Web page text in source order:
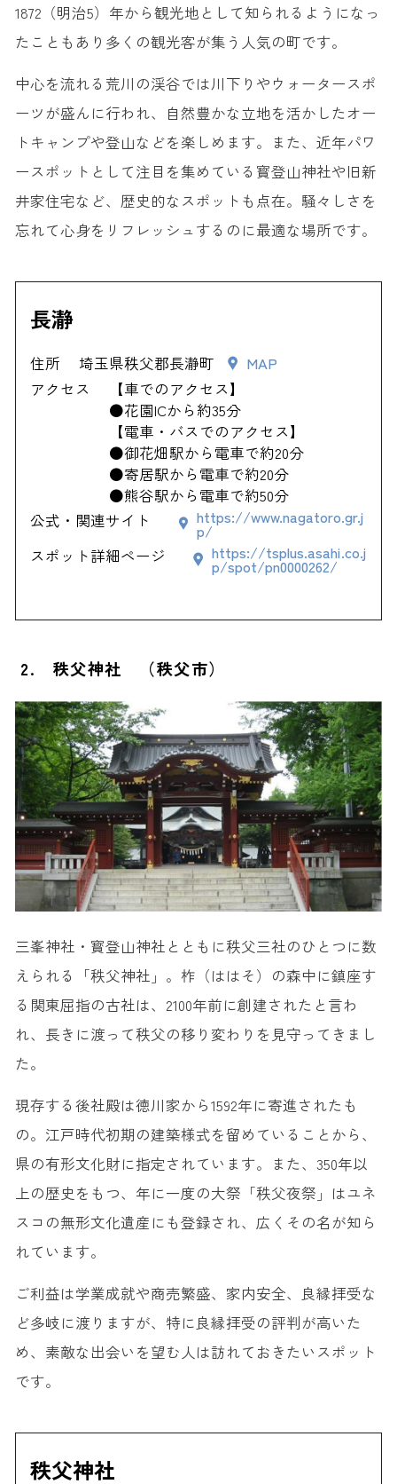
1872（明治5）年から観光地として知られるようになっ
たこともあり多くの観光客が集う人気の町です。
中心を流れる荒川の渓谷では川下りやウォータースポ
ーツが盛んに行われ、自然豊かな立地を活かしたオー
トキャンプや登山などを楽しめます。また、近年パワ
ースポットとして注目を集めている寳登山神社や旧新
井家住宅など、歴史的なスポットも点在。騒々しさを
忘れて心身をリフレッシュするのに最適な場所です。
長瀞
住所 埼玉県秩父郡長瀞町
MAP
アクセス
【車でのアクセス】
●花園ICから約35分
【電車・バスでのアクセス】
●御花畑駅から電車で約20分
●寄居駅から電車で約20分
●熊谷駅から電車で約50分
公式・関連サイト
https://www.nagatoro.gr.j
p/
スポット詳細ページ
https://tsplus.asahi.co.j
p/spot/pn0000262/
2. 秩父神社 （秩父市）
三峯神社・寳登山神社とともに秩父三社のひとつに数
えられる「秩父神社」。柞（ははそ）の森中に鎮座す
る関東屈指の古社は、2100年前に創建されたと言わ
れ、長きに渡って秩父の移り変わりを見守ってきまし
た。
現存する後社殿は徳川家から1592年に寄進されたも
の。江戸時代初期の建築様式を留めていることから、
県の有形文化財に指定されています。また、350年以
上の歴史をもつ、年に一度の大祭「秩父夜祭」はユネ
スコの無形文化遺産にも登録され、広くその名が知ら
れています。
ご利益は学業成就や商売繁盛、家内安全、良縁拝受な
ど多岐に渡りますが、特に良縁拝受の評判が高いた
め、素敵な出会いを望む人は訪れておきたいスポット
です。
秩父神社